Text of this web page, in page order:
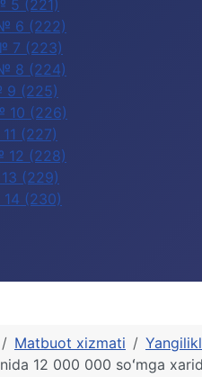
5 (221)
6 (222)
7 (223)
8 (224)
9 (225)
10 (226)
(227)
12 (228)
(229)
(230)
Matbuot xizmati
12 000 000 soʻmga